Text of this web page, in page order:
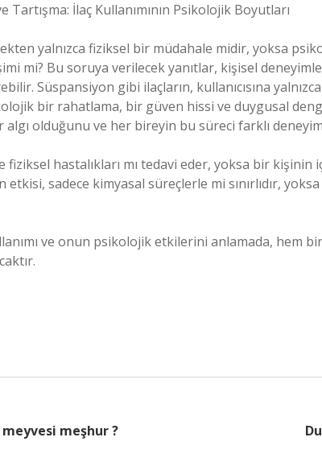
Tartışma: İlaç Kullanımının Psikolojik Boyutları
yalnızca fiziksel bir müdahale midir, yoksa
mi? Bu soruya verilecek yanıtlar, kişisel
Süspansiyon gibi ilaçların, kullanıcısına
bir rahatlama, bir güven hissi ve duygusal
algı olduğunu ve her bireyin bu süreci farklı
fiziksel hastalıkları mı tedavi eder, yoksa bir kişinin
etkisi, sadece kimyasal süreçlerle mi sınırlıdır,
ve onun psikolojik etkilerini anlamada, hem
meyvesi meşhur ?